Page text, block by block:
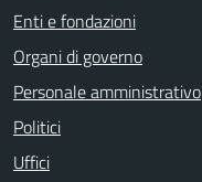
Enti e fondazioni
Organi di governo
Personale amministrativo
Politici
Uffici